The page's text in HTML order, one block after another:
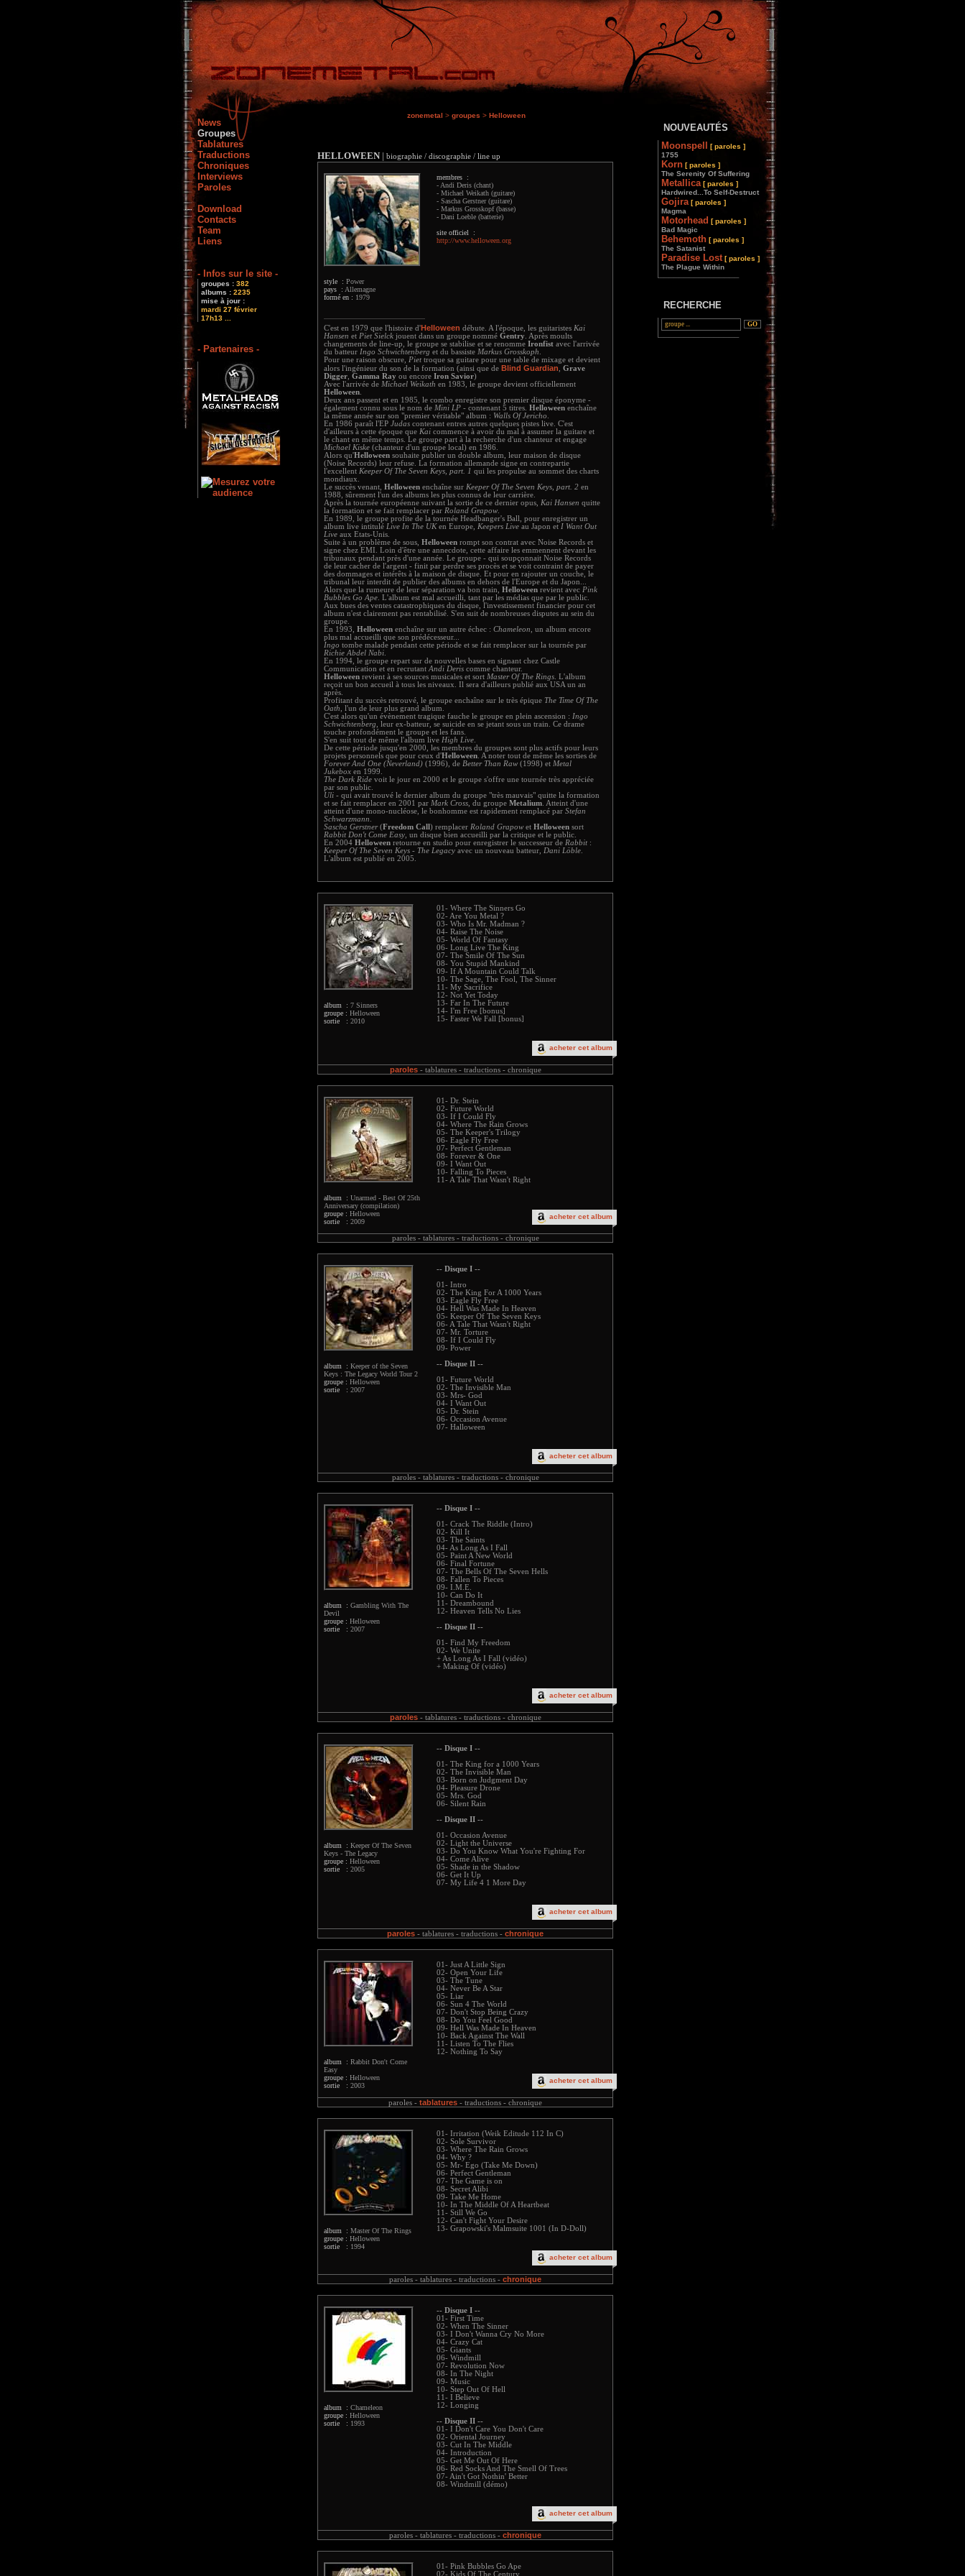
News
Groupes
Tablatures
Traductions
Chroniques
Interviews
Paroles
Download
Contacts
Team
Liens
- Infos sur le site -
groupes : 382
albums : 2235
mise à jour :
mardi 27 février
17h13 ...
- Partenaires -
zonemetal > groupes > Helloween
HELLOWEEN | biographie / discographie / line up
style : Power
pays : Allemagne
formé en : 1979
membres :
- Andi Deris (chant)
- Michael Weikath (guitare)
- Sascha Gerstner (guitare)
- Markus Grosskopf (basse)
- Dani Loeble (batterie)
site officiel :
http://www.helloween.org
C'est en 1979 que l'histoire d'Helloween débute. A l'époque, les guitaristes Kai
Hansen et Piet Sielck jouent dans un groupe nommé Gentry . Après moults
changements de line-up, le groupe se stabilise et se renomme Ironfist avec l'arrivée
du batteur Ingo Schwichtenberg et du bassiste Markus Grosskoph
Pour une raison obscure, Piet troque sa guitare pour une table de mixage et devient
alors l'ingénieur du son de la formation (ainsi que de Blind Guardian
Grave
Digger Gamma Ray ou encore Iron Savior)
Avec l'arrivée de Michael Weikath en 1983, le groupe devient officiellement
Helloween
Deux ans passent et en 1985, le combo enregistre son premier disque éponyme -
également connu sous le nom de Mini LP - contenant 5 titres. Helloween enchaîne
la même année sur son "premier véritable" album : Walls Of Jericho
En 1986 paraît l'EP Judas contenant entres autres quelques pistes live. C'est
d'ailleurs à cette époque que Kai commence à avoir du mal à assumer la guitare et
le chant en même temps. Le groupe part à la recherche d'un chanteur et engage
Michael Kiske (chanteur d'un groupe local) en 1986.
Alors qu'Helloween souhaite publier un double album, leur maison de disque
(Noise Records) leur refuse. La formation allemande signe en contrepartie
l'excellent Keeper Of The Seven Keys, part. 1 qui les propulse au sommet des charts
mondiaux.
Le succès venant, Helloween enchaîne sur Keeper Of The Seven Keys, part. 2 en
1988, sûrement l'un des albums les plus connus de leur carrière.
Après la tournée européenne suivant la sortie de ce dernier opus, Kai Hansen quitte
la formation et se fait remplacer par Roland Grapow
En 1989, le groupe profite de la tournée Headbanger's Ball, pour enregistrer un
album live intitulé Live In The UKen Europe, Keepers Live au Japon et I Want Out
Live aux Etats-Unis.
Suite à un problème de sous, Helloween rompt son contrat avec Noise Records et
signe chez EMI. Loin d'être une annecdote, cette affaire les emmennent devant les
tribunaux pendant près d'une année. Le groupe - qui soupçonnait Noise Records
de leur cacher de l'argent - finit par perdre ses procès et se voit contraint de payer
des dommages et intérêts à la maison de disque. Et pour en rajouter un couche, le
tribunal leur interdit de publier des albums en dehors de l'Europe et du Japon...
Alors que la rumeure de leur séparation va bon train, Helloween revient avec Pink
Bubbles Go Ape . L'album est mal accueilli, tant par les médias que par le public.
Aux bues des ventes catastrophiques du disque, l'investissement financier pour cet
album n'est clairement pas rentabilisé. S'en suit de nombreuses disputes au sein du
groupe.
En 1993, Helloween enchaîne sur un autre échec : Chameleon , un album encore
plus mal accueilli que son prédécesseur...
Ingo tombe malade pendant cette période et se fait remplacer sur la tournée par
Richie Abdel Nabi
En 1994, le groupe repart sur de nouvelles bases en signant chez Castle
Communication et en recrutant Andi Deris comme chanteur.
Helloween revient à ses sources musicales et sort Master Of The Rings . L'album
reçoit un bon accueil à tous les niveaux. Il sera d'ailleurs publié aux USA un an
après.
Profitant du succès retrouvé, le groupe enchaîne sur le très épique The Time Of The
Oath , l'un de leur plus grand album.
C'est alors qu'un évènement tragique fauche le groupe en plein ascension : Ingo
Schwichtenberg , leur ex-batteur, se suicide en se jetant sous un train. Ce drame
touche profondément le groupe et les fans.
S'en suit tout de même l'album live High Live
De cette période jusqu'en 2000, les membres du groupes sont plus actifs pour leurs
projets personnels que pour ceux d'Helloween . A noter tout de même les sorties de
Forever And One (Neverland) (1996), de Better Than Raw (1998) et Metal
Jukebox en 1999.
The Dark Ride voit le jour en 2000 et le groupe s'offre une tournée très appréciée
par son public.
Uli - qui avait trouvé le dernier album du groupe "très mauvais" quitte la formation
et se fait remplacer en 2001 par Mark Cross , du groupe Metalium . Atteint d'une
atteint d'une mono-nucléose, le bonhomme est rapidement remplacé par Stefan
Schwarzmann
Sascha Gerstner(Freedom Call) remplacer Roland Grapow et Helloween sort
Rabbit Don't Come Easy , un disque bien accueilli par la critique et le public.
En 2004 Helloween retourne en studio pour enregistrer le successeur de Rabbit :
Keeper Of The Seven Keys - The Legacy avec un nouveau batteur, Dani Löble
L'album est publié en 2005.
acheter cet album
album : 7 Sinners
groupe : Helloween
sortie : 2010
01- Where The Sinners Go
02- Are You Metal ?
03- Who Is Mr. Madman ?
04- Raise The Noise
05- World Of Fantasy
06- Long Live The King
07- The Smile Of The Sun
08- You Stupid Mankind
09- If A Mountain Could Talk
10- The Sage, The Fool, The Sinner
11- My Sacrifice
12- Not Yet Today
13- Far In The Future
14- I'm Free [bonus]
15- Faster We Fall [bonus]
paroles- tablatures - traductions - chronique
acheter cet album
album : Unarmed - Best Of 25th
Anniversary (compilation)
groupe : Helloween
sortie : 2009
01- Dr. Stein
02- Future World
03- If I Could Fly
04- Where The Rain Grows
05- The Keeper's Trilogy
06- Eagle Fly Free
07- Perfect Gentleman
08- Forever & One
09- I Want Out
10- Falling To Pieces
11- A Tale That Wasn't Right
paroles - tablatures - traductions - chronique
acheter cet album
album : Keeper of the Seven
Keys : The Legacy World Tour 2
groupe : Helloween
sortie : 2007
-- Disque I --
01- Intro
02- The King For A 1000 Years
03- Eagle Fly Free
04- Hell Was Made In Heaven
05- Keeper Of The Seven Keys
06- A Tale That Wasn't Right
07- Mr. Torture
08- If I Could Fly
09- Power
-- Disque II --
01- Future World
02- The Invisible Man
03- Mrs- God
04- I Want Out
05- Dr. Stein
06- Occasion Avenue
07- Halloween
paroles - tablatures - traductions - chronique
acheter cet album
album : Gambling With The
Devil
groupe : Helloween
sortie : 2007
-- Disque I --
01- Crack The Riddle (Intro)
02- Kill It
03- The Saints
04- As Long As I Fall
05- Paint A New World
06- Final Fortune
07- The Bells Of The Seven Hells
08- Fallen To Pieces
09- I.M.E.
10- Can Do It
11- Dreambound
12- Heaven Tells No Lies
-- Disque II --
01- Find My Freedom
02- We Unite
+ As Long As I Fall (vidéo)
+ Making Of (vidéo)
paroles- tablatures - traductions - chronique
acheter cet album
album : Keeper Of The Seven
Keys - The Legacy
groupe : Helloween
sortie : 2005
-- Disque I --
01- The King for a 1000 Years
02- The Invisible Man
03- Born on Judgment Day
04- Pleasure Drone
05- Mrs. God
06- Silent Rain
-- Disque II --
01- Occasion Avenue
02- Light the Universe
03- Do You Know What You're Fighting For
04- Come Alive
05- Shade in the Shadow
06- Get It Up
07- My Life 4 1 More Day
paroles - tablatures - traductions - chronique
acheter cet album
album : Rabbit Don't Come
Easy
groupe : Helloween
sortie : 2003
01- Just A Little Sign
02- Open Your Life
03- The Tune
04- Never Be A Star
05- Liar
06- Sun 4 The World
07- Don't Stop Being Crazy
08- Do You Feel Good
09- Hell Was Made In Heaven
10- Back Against The Wall
11- Listen To The Flies
12- Nothing To Say
paroles - tablatures - traductions - chronique
acheter cet album
album : Master Of The Rings
groupe : Helloween
sortie : 1994
01- Irritation (Weik Editude 112 In C)
02- Sole Survivor
03- Where The Rain Grows
04- Why ?
05- Mr- Ego (Take Me Down)
06- Perfect Gentleman
07- The Game is on
08- Secret Alibi
09- Take Me Home
10- In The Middle Of A Heartbeat
11- Still We Go
12- Can't Fight Your Desire
13- Grapowski's Malmsuite 1001 (In D-Doll)
paroles - tablatures - traductions - chronique
acheter cet album
album : Chameleon
groupe : Helloween
sortie : 1993
-- Disque I --
01- First Time
02- When The Sinner
03- I Don't Wanna Cry No More
04- Crazy Cat
05- Giants
06- Windmill
07- Revolution Now
08- In The Night
09- Music
10- Step Out Of Hell
11- I Believe
12- Longing
-- Disque II --
01- I Don't Care You Don't Care
02- Oriental Journey
03- Cut In The Middle
04- Introduction
05- Get Me Out Of Here
06- Red Socks And The Smell Of Trees
07- Ain't Got Nothin' Better
08- Windmill (démo)
paroles - tablatures - traductions - chronique
01- Pink Bubbles Go Ape
02- Kids Of The Century
NOUVEAUTÉS
Moonspell
[ paroles ]
1755
Korn [ paroles ]
The Serenity Of Suffering
Metallica [ paroles ]
Hardwired...To Self-Destruct
Gojira [ paroles ]
Magma
Motorhead [ paroles ]
Bad Magic
Behemoth [ paroles ]
The Satanist
Paradise Lost [ paroles ]
The Plague Within
________________
RECHERCHE
________________